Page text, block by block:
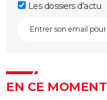
Les dossiers d'actu
EN CE MOMENT